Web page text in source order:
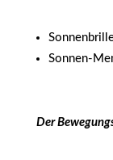
Sonnen-
Der